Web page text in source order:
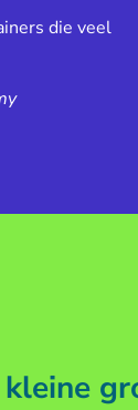
die veel